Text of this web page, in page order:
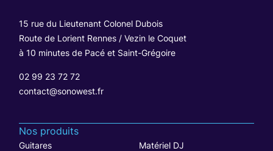
15 rue du Lieutenant Colonel Dubois
Route de Lorient Rennes / Vezin le Coquet
à 10 minutes de Pacé et Saint-Grégoire
02 99 23 72 72
contact@sonowest.fr
Nos produits
Guitares
Matériel DJ